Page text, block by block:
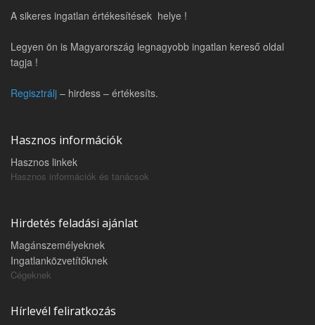
A sikeres ingatlan értékesítések helye !
Legyen ön is Magyarország legnagyobb ingatlan kereső oldal
tagja !
Regisztrálj – hirdess – értékesíts.
Hasznos információk
Hasznos linkek
Hasznos információk és tanácsok
Hirdetés feladási ajánlat
Magánszemélyeknek
Ingatlanközvetítőknek
Cégeknek
Hírlevél feliratkozás